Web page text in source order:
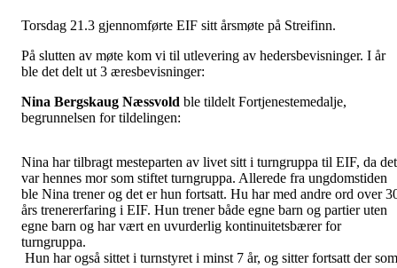
Torsdag 21.3 gjennomførte EIF sitt årsmøte på Streifinn.
På slutten av møte kom vi til utlevering av hedersbevisninger. I år
ble det delt ut 3 æresbevisninger:
Nina Bergskaug Næssvold ble tildelt Fortjenestemedalje,
begrunnelsen for tildelingen:
Nina har tilbragt mesteparten av livet sitt i turngruppa til EIF, da det
var hennes mor som stiftet turngruppa. Allerede fra ungdomstiden
ble Nina trener og det er hun fortsatt. Hu har med andre ord over
års trenererfaring i EIF. Hun trener både egne barn og partier uten
egne barn og har vært en uvurderlig kontinuitetsbærer for
turngruppa.
Hun har også sittet i turnstyret i minst 7 år, og sitter fortsatt der som